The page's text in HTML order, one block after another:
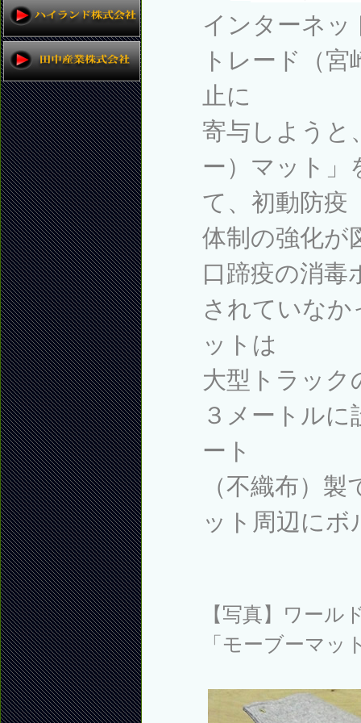
インターネッ
トレード（
止に
寄与しようと
ー）マット」
て、初動防疫
体制の強化が
口蹄疫の消毒
されていな
ットは
大型トラック
３メートル
ート
（不織布）
ット周辺に
【写真】ワー
「モーブーマッ